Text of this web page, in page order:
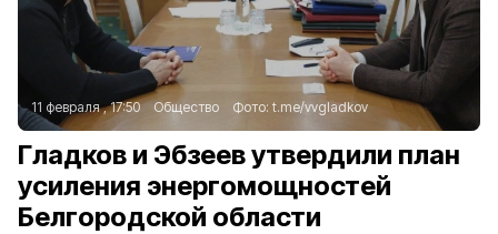
11 февраля , 17:50 Общество Фото: t.me/vvgladkov
Гладков и Эбзеев утвердили план
усиления энергомощностей
Белгородской области